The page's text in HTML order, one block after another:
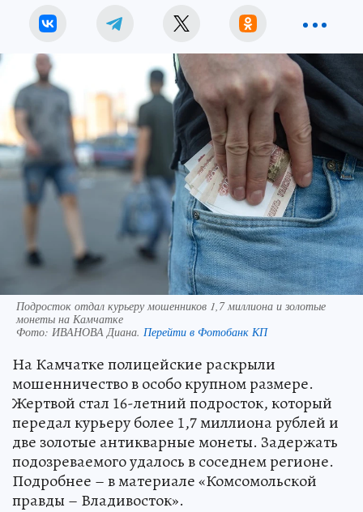
Подросток отдал курьеру мошенников 1,7 миллиона и золотые
монеты на Камчатке
Фото: ИВАНОВА Диана. Перейти в Фотобанк КП
На Камчатке полицейские раскрыли
мошенничество в особо крупном размере.
Жертвой стал 16-летний подросток, который
передал курьеру более 1,7 миллиона рублей и
две золотые антикварные монеты. Задержать
подозреваемого удалось в соседнем регионе.
Подробнее – в материале «Комсомольской
правды – Владивосток».